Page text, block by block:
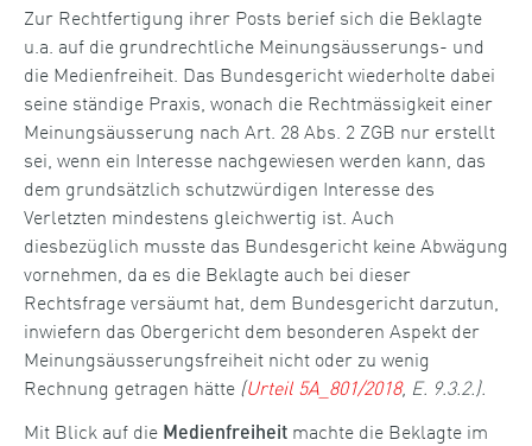
Zur Rechtfertigung ihrer Posts berief sich die Beklagte
u.a. auf die grundrechtliche Meinungsäusserungs- und
die Medienfreiheit. Das Bundesgericht wiederholte dabei
seine ständige Praxis, wonach die Rechtmässigkeit einer
Meinungsäusserung nach Art. 28 Abs. 2 ZGB nur erstellt
sei, wenn ein Interesse nachgewiesen werden kann, das
dem grundsätzlich schutzwürdigen Interesse des
Verletzten mindestens gleichwertig ist. Auch
diesbezüglich musste das Bundesgericht keine Abwägung
vornehmen, da es die Beklagte auch bei dieser
Rechtsfrage versäumt hat, dem Bundesgericht darzutun,
inwiefern das Obergericht dem besonderen Aspekt der
Meinungsäusserungsfreiheit nicht oder zu wenig
Rechnung getragen hätte (Urteil 5A_801/2018, E. 9.3.2.).
Mit Blick auf die Medienfreiheit machte die Beklagte im